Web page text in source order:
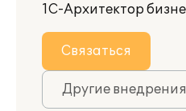
1С-Архитектор
Связаться
Другие